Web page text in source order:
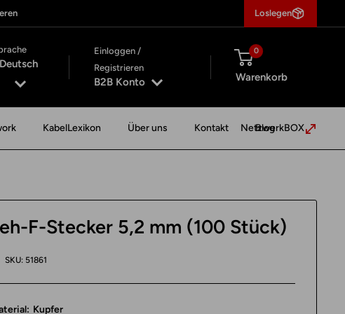
Loslegen
Deutsch
Einloggen /
Registrieren
B2B Konto
0
Warenkorb
KabelLexikon Über uns Kontakt Blog
NetzwerkBOX
F-Stecker 5,2 mm (100 Stück)
SKU: 51861
Kupfer